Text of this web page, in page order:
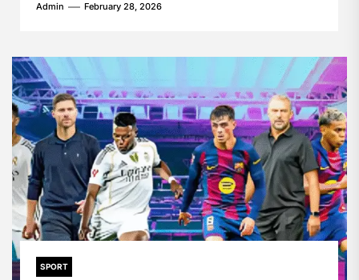
Admin February 28, 2026
SPORT